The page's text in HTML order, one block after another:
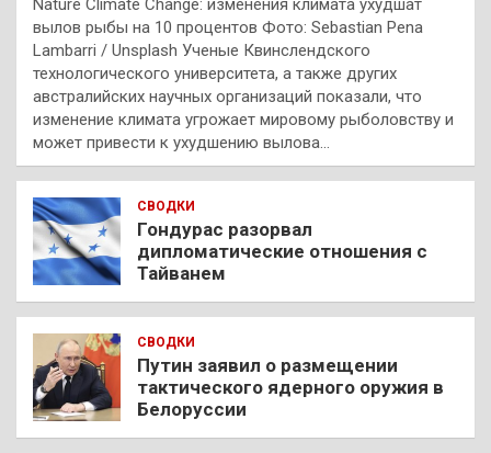
Nature Climate Change: изменения климата ухудшат
вылов рыбы на 10 процентов Фото: Sebastian Pena
Lambarri / Unsplash Ученые Квинслендского
технологического университета, а также других
австралийских научных организаций показали, что
изменение климата угрожает мировому рыболовству и
может привести к ухудшению вылова…
СВОДКИ
Гондурас разорвал
дипломатические отношения с
Тайванем
СВОДКИ
Путин заявил о размещении
тактического ядерного оружия в
Белоруссии